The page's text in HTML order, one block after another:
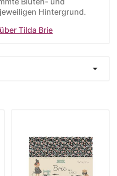
Hintergrund.
Tilda Brie
